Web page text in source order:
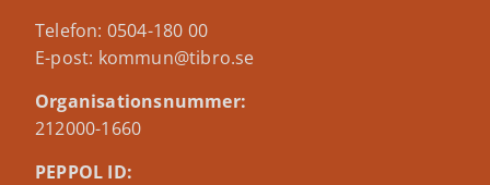
Telefon: 0504-180 00
E-post: kommun@tibro.se
Organisationsnummer:
212000-1660
PEPPOL ID: